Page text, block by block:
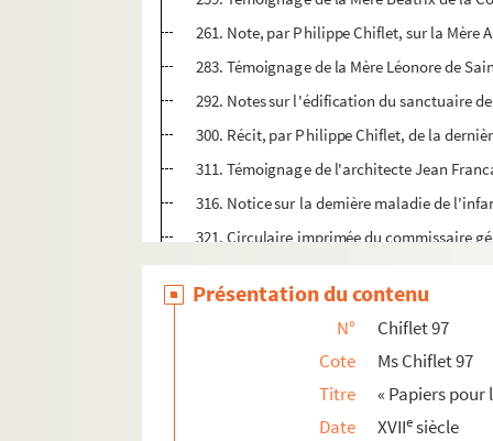
261. Note, par Philippe Chiflet, sur la Mère
283. Témoignage de la Mère Léonore de
292. Notes sur l'édification du sanctuaire
300. Récit, par Philippe Chiflet, de la
311. Témoignage de l'architecte Jean
316. Notice sur la dernière maladie de
321. Circulaire imprimée du commissaire
324. Inscription de la première pierre du
326. « Serenissimi Alberti Austriaci,
328. Vers latins de Gevaert au sujet de la
352. Correspondance entre l'infante et
382. Lettres du jésuite Laurent Chiflet et
Présentation du contenu
N°
Chiflet 97
Cote
Ms Chiflet 97
Titre
« Papiers pour
Date
XVIIesiècle